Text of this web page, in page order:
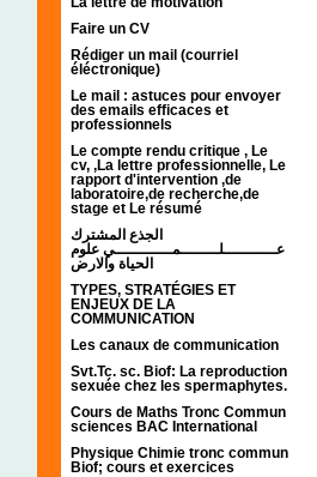
Faire un CV
Rédiger un mail (courriel
éléctronique)
Le mail : astuces pour envoyer
des emails efficaces et
professionnels
Le compte rendu critique , Le
cv, ,La lettre professionnelle, Le
rapport d'intervention ,de
laboratoire,de recherche,de
stage et Le résumé
الجذع المشترك
عـــــــــــلــــــــمــــــــــــي علوم
الحياة والارض
TYPES, STRATÉGIES ET
ENJEUX DE LA
COMMUNICATION
Les canaux de communication
Svt.Tc. sc. Biof: La reproduction
sexuée chez les spermaphytes.
Cours de Maths Tronc Commun
sciences BAC International
Physique Chimie tronc commun
Biof; cours et exercices